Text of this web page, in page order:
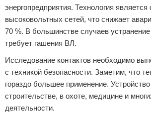
энергопредприятия. Технология
высоковольтных сетей, что снижает
70 %. В большинстве случаев
требует гашения ВЛ.
Исследование контактов необходимо
с техникой безопасности. Заметим, что
гораздо большее применение.
строительстве, в охоте, медицине и
деятельности.